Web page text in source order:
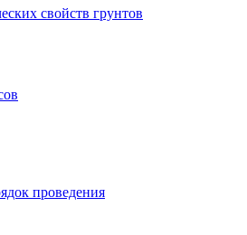
свойств грунтов
проведения